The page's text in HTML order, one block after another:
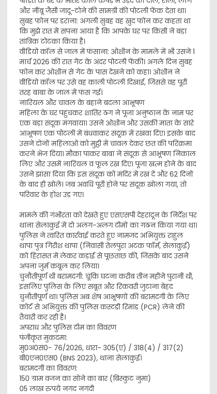
और नींबू जैसी जादू-टोने की सामग्री की पोटली फेंक देता था।
​सुबह फोन पर डराना: अगली सुबह वह खुद फोन कर कहता था
कि मुझे रात में सपना आया है कि आपके घर पर किसी ने बड़ा
तांत्रिक टोटका किया है।
​वीडियो कॉल से जाल में फंसाना: ओशीन के मामले में भी उसने 1
मार्च 2026 की रात गेट के अंदर पोटली फेंकी। अगले दिन सुबह
फोन कर ओशीन से गेट के पास देखने को कहा। ओशीन ने
वीडियो कॉल पर उसे वह काली पोटली दिखाई, जिससे वह पूरी
तरह बाबा के जाल में फंस गई।
​नारियल और चावल के बहाने बदला आभूषण
​महिला के घर पहुंचकर शातिर ठग ने पूजा अनुष्ठान के नाम पर
एक बड़ा संदूक मंगवाया। उसने ओशीन और उसकी माता के सारे
आभूषण एक पोटली में बंधवाकर संदूक में रखवा दिए। इसके बाद
उसने दोनों महिलाओं को मुट्ठी में चावल देकर छत की परिक्रमा
करने भेज दिया। मौका पाकर बाबा ने संदूक से आभूषण निकाल
लिए और उसमें नारियल व फूल रख दिए। पूजा खत्म होने के बाद
उसने झांसा दिया कि इस संदूक को मंदिर में रख दें और 62 दिनों
के बाद ही खोलें। जब अवधि पूरी होने पर संदूक खोला गया, तो
परिवार के होश उड़ गए।
​मामले की गंभीरता को देखते हुए एसएसपी देहरादून के निर्देश पर
थाना सेलाकुई में दो अलग-अलग टीमों का गठन किया गया था।
पुलिस ने त्वरित कार्रवाई करते हुए नामजद अभियुक्त राहुल
थापा पुत्र गिरीश थापा (निवासी तेलपुरा अटक फॉर्म, सेलाकुई)
को हिरासत में लेकर कड़ाई से पूछताछ की, जिसके बाद उसने
अपना जुर्म कबूल कर लिया।
​चुनौतीपूर्ण थी बरामदगी: चूंकि घटना करीब तीन महीने पुरानी थी,
इसलिए पुलिस के लिए सबूत और रिकवरी जुटाना बेहद
चुनौतीपूर्ण था। पुलिस अब शेष आभूषणों की बरामदगी के लिए
कोर्ट से अभियुक्त की पुलिस कस्टडी रिमांड (PCR) लेने की
तैयारी कर रही है।
​अपराध और पुलिस टीम का विवरण
​पंजीकृत मुकदमा:
​मु0अ0सं0- 76/2026, धारा- 305(ए) / 318(4) / 317(2)
बी0एन0एस0 (BNS 2023), थाना सेलाकुई।
​बरामदगी का विवरण:
​150 ग्राम वजन का सोने का बार (बिस्कुट नुमा)
​05 लाख रुपये नगद नगदी